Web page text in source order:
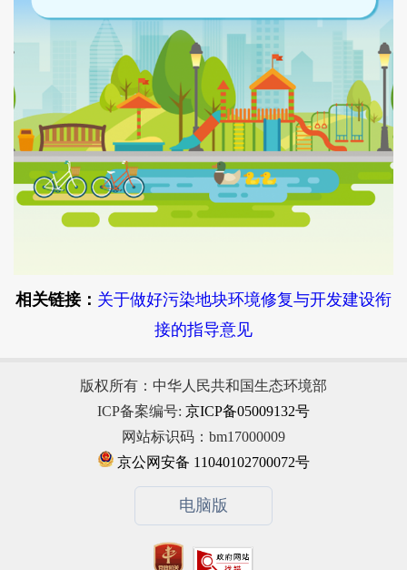
相关链接： 关于做好污染地块环境修复与开发建设衔
接的指导意见
版权所有：中华人民共和国生态环境部
ICP备案编号: 京ICP备05009132号
网站标识码：bm17000009
京公网安备 11040102700072号
电脑版